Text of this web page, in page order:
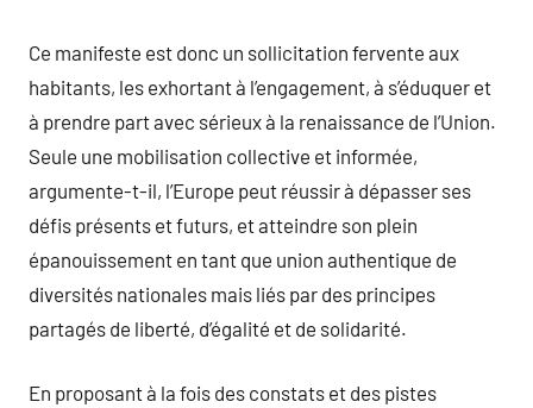
Ce manifeste est donc un sollicitation fervente aux
habitants, les exhortant à l’engagement, à s’éduquer et
à prendre part avec sérieux à la renaissance de l’Union.
Seule une mobilisation collective et informée,
argumente-t-il, l’Europe peut réussir à dépasser ses
défis présents et futurs, et atteindre son plein
épanouissement en tant que union authentique de
diversités nationales mais liés par des principes
partagés de liberté, d’égalité et de solidarité.
En proposant à la fois des constats et des pistes